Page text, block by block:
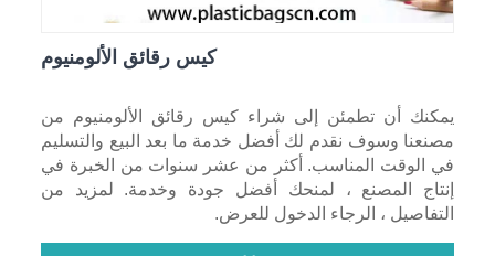
كيس رقائق الألومنيوم
يمكنك أن تطمئن إلى شراء كيس رقائق الألومنيوم من
مصنعنا وسوف نقدم لك أفضل خدمة ما بعد البيع والتسليم
في الوقت المناسب. أكثر من عشر سنوات من الخبرة في
إنتاج المصنع ، لمنحك أفضل جودة وخدمة. لمزيد من
التفاصيل ، الرجاء الدخول للعرض.